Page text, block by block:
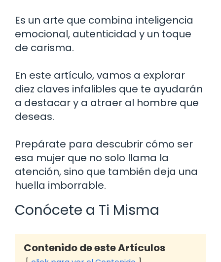
Es un arte que combina inteligencia
emocional, autenticidad y un toque
de carisma.
En este artículo, vamos a explorar
diez claves infalibles que te ayudarán
a destacar y a atraer al hombre que
deseas.
Prepárate para descubrir cómo ser
esa mujer que no solo llama la
atención, sino que también deja una
huella imborrable.
Conócete a Ti Misma
Contenido de este Artículos